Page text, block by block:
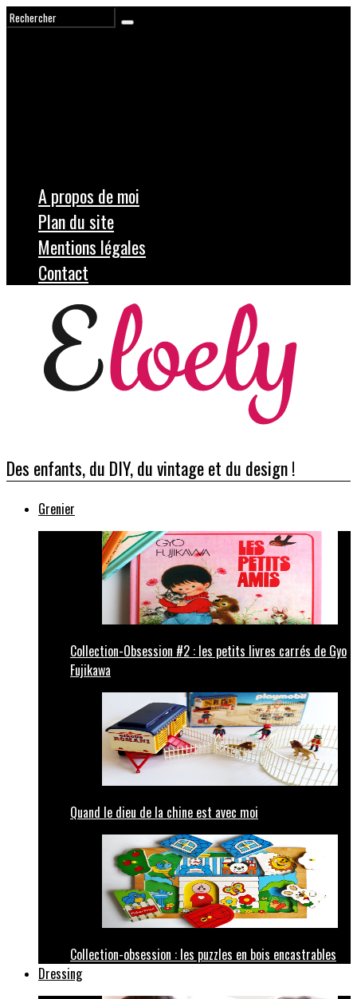
A propos de moi
Plan du site
Mentions légales
Contact
Des enfants, du DIY, du vintage et du design !
Grenier
Collection-Obsession #2 : les petits livres carrés de Gyo
Fujikawa
Quand le dieu de la chine est avec moi
Collection-obsession : les puzzles en bois encastrables
Dressing